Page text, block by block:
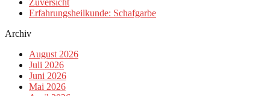
Erfahrungsheilkunde: Schafgarbe
Archiv
August 2026
Juli 2026
Juni 2026
Mai 2026